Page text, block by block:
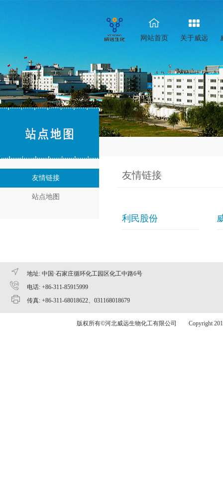
网站首页 关于威远
友情链接
站点地图
友情链接
利民股份
地址: 中国·石家庄循环化工园区化工中路6号
电话: +86-311-85915999
传真: +86-311-68018622、031168018679
版权所有©河北威远生物化工有限公司 Copyright